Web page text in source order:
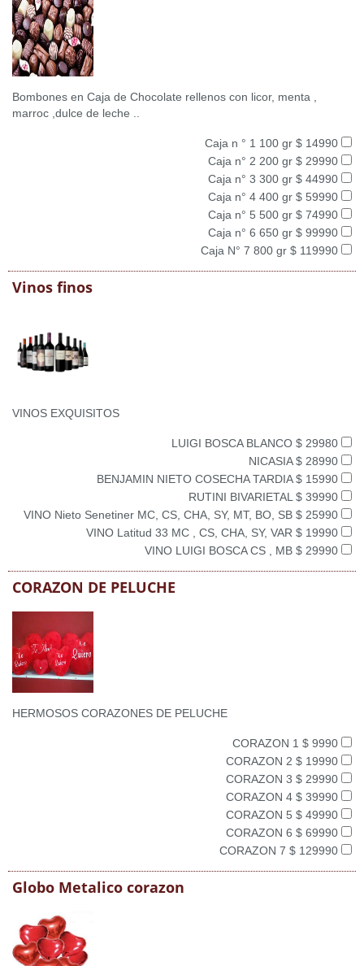
Bombones en Caja de Chocolate rellenos con licor, menta ,
marroc ,dulce de leche ..
Caja n ° 1 100 gr $ 14990
Caja n° 2 200 gr $ 29990
Caja n° 3 300 gr $ 44990
Caja n° 4 400 gr $ 59990
Caja n° 5 500 gr $ 74990
Caja n° 6 650 gr $ 99990
Caja N° 7 800 gr $ 119990
Vinos finos
VINOS EXQUISITOS
LUIGI BOSCA BLANCO $ 29980
NICASIA $ 28990
BENJAMIN NIETO COSECHA TARDIA $ 15990
RUTINI BIVARIETAL $ 39990
VINO Nieto Senetiner MC, CS, CHA, SY, MT, BO, SB $ 25990
VINO Latitud 33 MC , CS, CHA, SY, VAR $ 19990
VINO LUIGI BOSCA CS , MB $ 29990
CORAZON DE PELUCHE
HERMOSOS CORAZONES DE PELUCHE
CORAZON 1 $ 9990
CORAZON 2 $ 19990
CORAZON 3 $ 29990
CORAZON 4 $ 39990
CORAZON 5 $ 49990
CORAZON 6 $ 69990
CORAZON 7 $ 129990
Globo Metalico corazon